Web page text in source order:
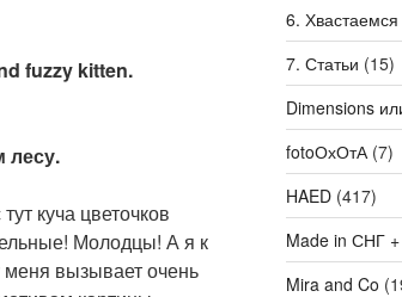
fuzzy kitten.
лесу.
куча цветочков
Молодцы! А я к
вызывает очень
6. Хвастаемся
7. Статьи (15)
Dimensions
fotoОхОтА(7)
HAED(417)
Made in СНГ
Mira and Co